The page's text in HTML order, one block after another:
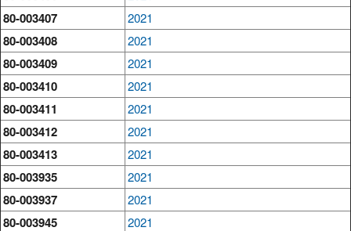
80-003407 2021
80-003408 2021
80-003409 2021
80-003410 2021
80-003411 2021
80-003412 2021
80-003413 2021
80-003935 2021
80-003937 2021
80-003945 2021